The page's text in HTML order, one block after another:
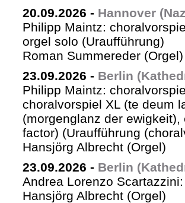
20.09.2026 - Hannover
Philipp Maintz:
orgel solo (Uraufführung)
Roman Summereder (Orgel)
23.09.2026 - Berlin
Philipp Maintz:
choralvorspiel XL (te deum
(morgenglanz der
factor) (Uraufführung
Hansjörg Albrecht (Orgel)
23.09.2026 - Berlin
Andrea Lorenzo
Hansjörg Albrecht (Orgel)